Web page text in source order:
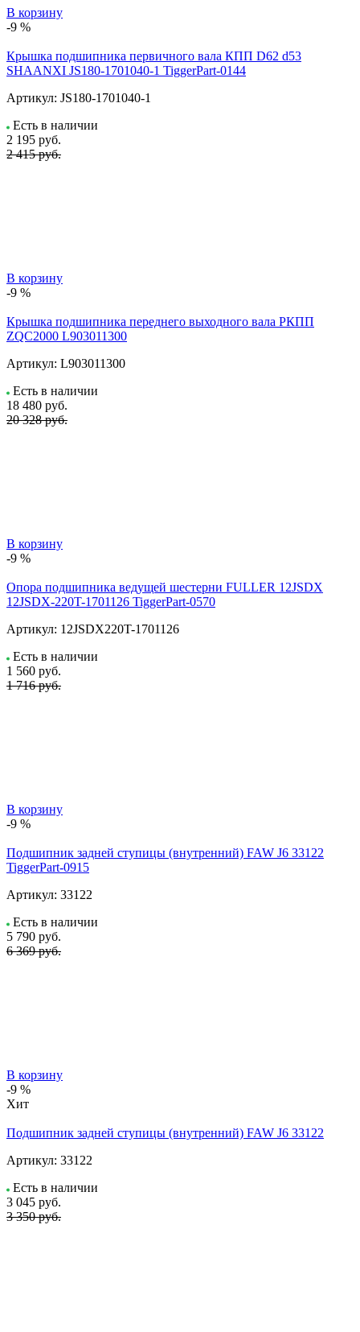
В корзину
-9 %
Крышка подшипника первичного вала КПП D62 d53
SHAANXI JS180-1701040-1 TiggerPart-0144
Артикул: JS180-1701040-1
Есть в наличии
2 195 руб.
2 415 руб.
В корзину
-9 %
Крышка подшипника переднего выходного вала РКПП
ZQC2000 L903011300
Артикул: L903011300
Есть в наличии
18 480 руб.
20 328 руб.
В корзину
-9 %
Опора подшипника ведущей шестерни FULLER 12JSDX
12JSDX-220T-1701126 TiggerPart-0570
Артикул: 12JSDX220T-1701126
Есть в наличии
1 560 руб.
1 716 руб.
В корзину
-9 %
Подшипник задней ступицы (внутренний) FAW J6 33122
TiggerPart-0915
Артикул: 33122
Есть в наличии
5 790 руб.
6 369 руб.
В корзину
-9 %
Хит
Подшипник задней ступицы (внутренний) FAW J6 33122
Артикул: 33122
Есть в наличии
3 045 руб.
3 350 руб.